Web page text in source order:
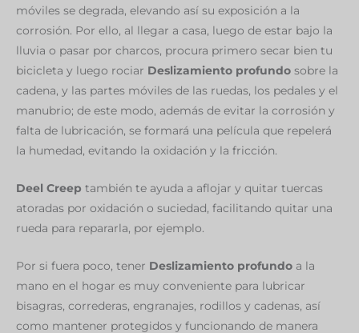
móviles se degrada, elevando así su exposición a la
corrosión. Por ello, al llegar a casa, luego de estar bajo la
lluvia o pasar por charcos, procura primero secar bien tu
bicicleta y luego rociar Deslizamiento profundo sobre la
cadena, y las partes móviles de las ruedas, los pedales y el
manubrio; de este modo, además de evitar la corrosión y
falta de lubricación, se formará una película que repelerá
la humedad, evitando la oxidación y la fricción.
Deel Creep también te ayuda a aflojar y quitar tuercas
atoradas por oxidación o suciedad, facilitando quitar una
rueda para repararla, por ejemplo.
Por si fuera poco, tener Deslizamiento profundo a la
mano en el hogar es muy conveniente para lubricar
bisagras, correderas, engranajes, rodillos y cadenas, así
como mantener protegidos y funcionando de manera